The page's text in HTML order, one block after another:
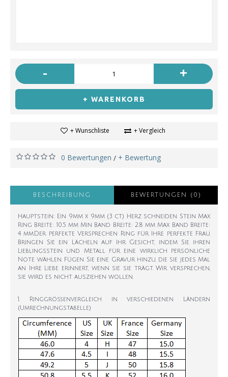
- +
+ WARENKORB
+ Wunschliste + Vergleich
0 Bewertungen / + Bewertung
BESCHREIBUNG BEWERTUNGEN (0)
Hauptstein: Ein 9mm x 9mm (3 ct) Herz schneiden Stein Max
Ring Breite: 10.5 mm Min Band Breite: 2.8 mm Max Band Breite:
4 mm.Der perfekte Versprechen Ring für Ihre perfekte Frau.
Bringen Sie ein Lächeln auf Ihr Gesicht, indem Sie ihren
Lieblingsstein und Metall für eine wirklich persönliche
Note wählen. Fügen Sie eine Gravur hinzu, die sie jedes Mal
an Ihre Liebe erinnert, wenn sie sie trägt. Wir versprechen,
sie wird es nicht ausziehen wollen.
1. Ringgrößenvergleich in verschiedenen Ländern
(Umrechnungstabelle)